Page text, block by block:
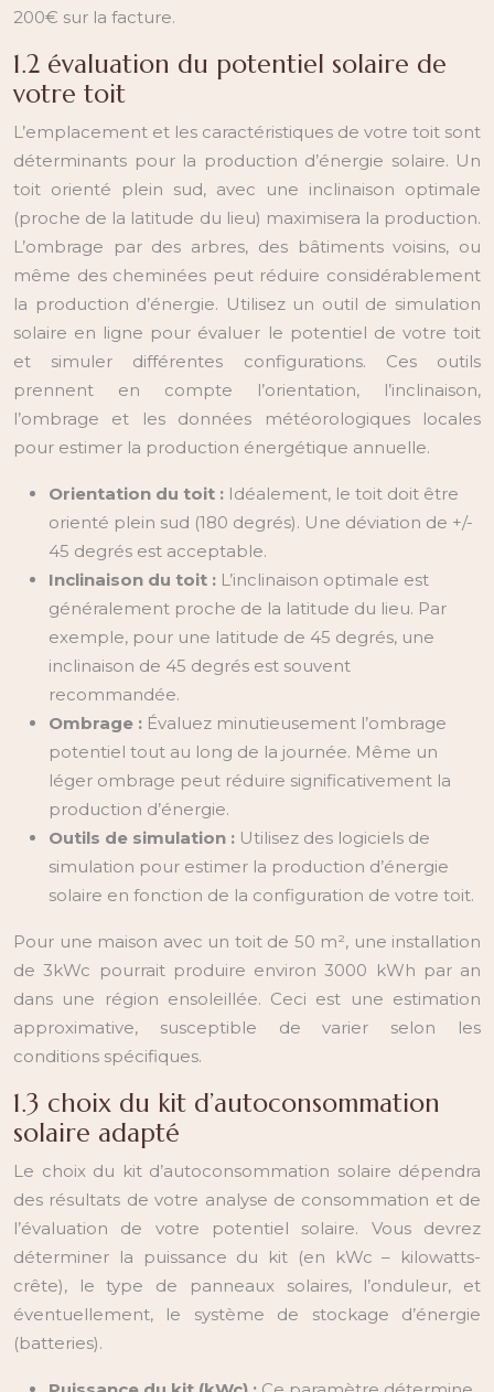
200€ sur la facture.
1.2 évaluation du potentiel solaire de
votre toit
L’emplacement et les caractéristiques de votre toit sont
déterminants pour la production d’énergie solaire. Un
toit orienté plein sud, avec une inclinaison optimale
(proche de la latitude du lieu) maximisera la production.
L’ombrage par des arbres, des bâtiments voisins, ou
même des cheminées peut réduire considérablement
la production d’énergie. Utilisez un outil de simulation
solaire en ligne pour évaluer le potentiel de votre toit
et simuler différentes configurations. Ces outils
prennent en compte l’orientation, l’inclinaison,
l’ombrage et les données météorologiques locales
pour estimer la production énergétique annuelle.
Orientation du toit : Idéalement, le toit doit être
orienté plein sud (180 degrés). Une déviation de +/-
45 degrés est acceptable.
Inclinaison du toit : L’inclinaison optimale est
généralement proche de la latitude du lieu. Par
exemple, pour une latitude de 45 degrés, une
inclinaison de 45 degrés est souvent
recommandée.
Ombrage : Évaluez minutieusement l’ombrage
potentiel tout au long de la journée. Même un
léger ombrage peut réduire significativement la
production d’énergie.
Outils de simulation : Utilisez des logiciels de
simulation pour estimer la production d’énergie
solaire en fonction de la configuration de votre toit.
Pour une maison avec un toit de 50 m², une installation
de 3kWc pourrait produire environ 3000 kWh par an
dans une région ensoleillée. Ceci est une estimation
approximative, susceptible de varier selon les
conditions spécifiques.
1.3 choix du kit d’autoconsommation
solaire adapté
Le choix du kit d’autoconsommation solaire dépendra
des résultats de votre analyse de consommation et de
l’évaluation de votre potentiel solaire. Vous devrez
déterminer la puissance du kit (en kWc – kilowatts-
crête), le type de panneaux solaires, l’onduleur, et
éventuellement, le système de stockage d’énergie
(batteries).